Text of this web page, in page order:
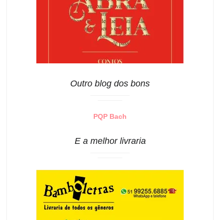
Outro blog dos bons
PQP Bach
E a melhor livraria